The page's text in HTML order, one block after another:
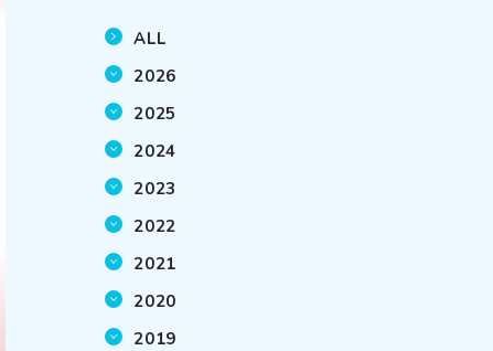
ALL
2026
2025
2024
2023
2022
2021
2020
2019